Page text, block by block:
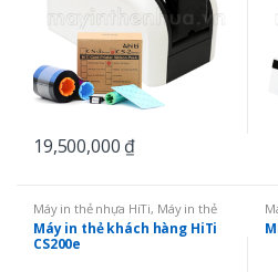
19,500,000 ₫
Máy in thẻ nhựa HiTi, Máy in thẻ
nhựa
Máy in thẻ khách hàng HiTi
CS200e